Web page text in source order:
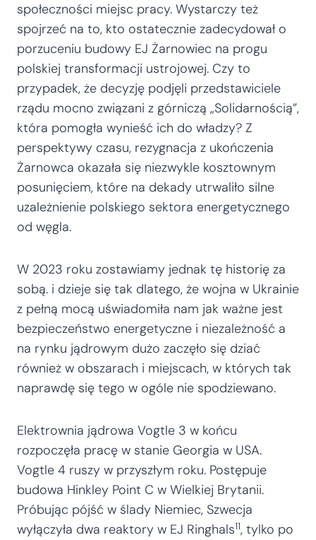
społeczności miejsc pracy. Wystarczy też
spojrzeć na to, kto ostatecznie zadecydował o
porzuceniu budowy EJ Żarnowiec na progu
polskiej transformacji ustrojowej. Czy to
przypadek, że decyzję podjęli przedstawiciele
rządu mocno związani z górniczą „Solidarnością”,
która pomogła wynieść ich do władzy? Z
perspektywy czasu, rezygnacja z ukończenia
Żarnowca okazała się niezwykle kosztownym
posunięciem, które na dekady utrwaliło silne
uzależnienie polskiego sektora energetycznego
od węgla.
W 2023 roku zostawiamy jednak tę historię za
sobą. i dzieje się tak dlatego, że wojna w Ukrainie
z pełną mocą uświadomiła nam jak ważne jest
bezpieczeństwo energetyczne i niezależność a
na rynku jądrowym dużo zaczęło się dziać
również w obszarach i miejscach, w których tak
naprawdę się tego w ogóle nie spodziewano.
Elektrownia jądrowa Vogtle 3 w końcu
rozpoczęła pracę w stanie Georgia w USA.
Vogtle 4 ruszy w przyszłym roku. Postępuje
budowa Hinkley Point C w Wielkiej Brytanii.
Próbując pójść w ślady Niemiec, Szwecja
wyłączyła dwa reaktory w EJ Ringhals11, tylko po